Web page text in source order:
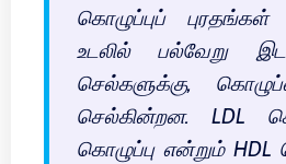
கொழுப்புப்
உடலில் பல்வேறு
செல்களுக்கு,
செல்கின்றன. LDL
கொழுப்பு என்றும் HDL